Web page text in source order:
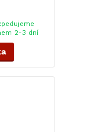
2-3 dní